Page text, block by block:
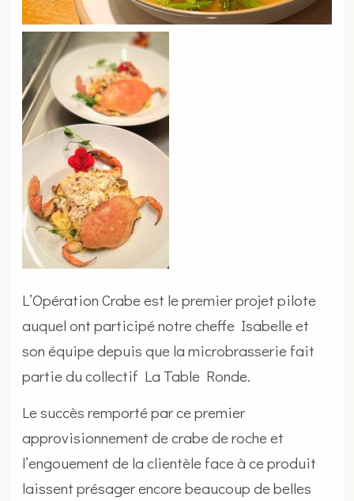
L’Opération Crabe est le premier projet pilote
auquel ont participé notre cheffe Isabelle et
son équipe depuis que la microbrasserie fait
partie du collectif La Table Ronde.
Le succès remporté par ce premier
approvisionnement de crabe de roche et
l’engouement de la clientèle face à ce produit
laissent présager encore beaucoup de belles